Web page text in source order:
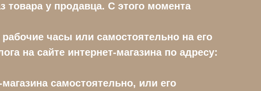
товара у продавца. С этого момента
часы или самостоятельно на его
на сайте интернет-магазина по адресу:
самостоятельно, или его